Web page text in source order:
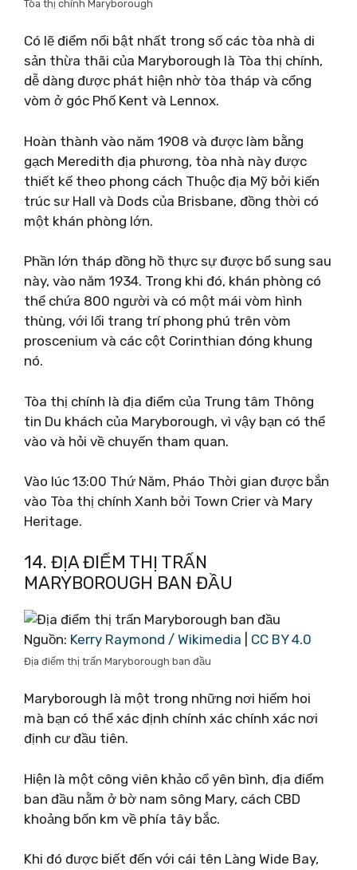
Tòa thị chính Maryborough
Có lẽ điểm nổi bật nhất trong số các tòa nhà di
sản thừa thãi của Maryborough là Tòa thị chính,
dễ dàng được phát hiện nhờ tòa tháp và cổng
vòm ở góc Phố Kent và Lennox.
Hoàn thành vào năm 1908 và được làm bằng
gạch Meredith địa phương, tòa nhà này được
thiết kế theo phong cách Thuộc địa Mỹ bởi kiến ​​
trúc sư Hall và Dods của Brisbane, đồng thời có
một khán phòng lớn.
Phần lớn tháp đồng hồ thực sự được bổ sung sau
này, vào năm 1934. Trong khi đó, khán phòng có
thể chứa 800 người và có một mái vòm hình
thùng, với lối trang trí phong phú trên vòm
proscenium và các cột Corinthian đóng khung
nó.
Tòa thị chính là địa điểm của Trung tâm Thông
tin Du khách của Maryborough, vì vậy bạn có thể
vào và hỏi về chuyến tham quan.
Vào lúc 13:00 Thứ Năm, Pháo Thời gian được bắn
vào Tòa thị chính Xanh bởi Town Crier và Mary
Heritage.
14. ĐỊA ĐIỂM THỊ TRẤN
MARYBOROUGH BAN ĐẦU
Nguồn: Kerry Raymond / Wikimedia CC BY 4.0
Địa điểm thị trấn Maryborough ban đầu
Maryborough là một trong những nơi hiếm hoi
mà bạn có thể xác định chính xác chính xác nơi
định cư đầu tiên.
Hiện là một công viên khảo cổ yên bình, địa điểm
ban đầu nằm ở bờ nam sông Mary, cách CBD
khoảng bốn km về phía tây bắc.
Khi đó được biết đến với cái tên Làng Wide Bay,